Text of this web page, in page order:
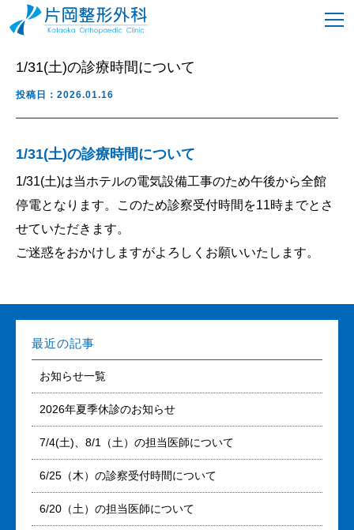
1/31(土)の診療時間について
投稿日：2026.01.16
1/31(土)の診療時間について
1/31(土)は当ホテルの電気設備工事のため午後から全館
停電となります。このため診察受付時間を11時までとさ
せていただきます。
ご迷惑をおかけしますがよろしくお願いいたします。
最近の記事
お知らせ一覧
2026年夏季休診のお知らせ
7/4(土)、8/1（土）の担当医師について
6/25（木）の診察受付時間について
6/20（土）の担当医師について